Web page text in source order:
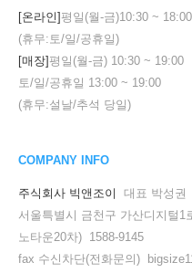
[온라인] 평일(월-금)10:30 ~ 18:00
(휴무:토/일/공휴일)
[매장] 평일(월-금) 10:30 ~ 19:00
토/일/공휴일 13:00 ~ 19:00
(휴무:설날/추석 당일)
COMPANY INFO
주식회사 빅앤조이
대표 박성권
서울특별시 금천구 가산디지털1
노타운20차) 1588-9145
fax 수신차단(전화문의)